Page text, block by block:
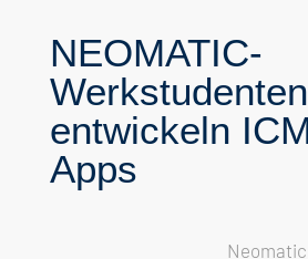
NEOMATIC-
Werkstudenten
entwickeln
Apps
Neomatic